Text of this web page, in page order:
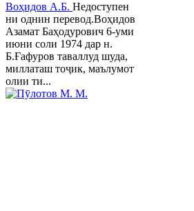
Воҳидов А.Б. Недоступен
ни однин перевод.Воҳидов
Азамат Баҳодурович 6-уми
июни соли 1974 дар н.
Б.Ғафуров таваллуд шуда,
миллаташ тоҷик, маълумот
олии ти...